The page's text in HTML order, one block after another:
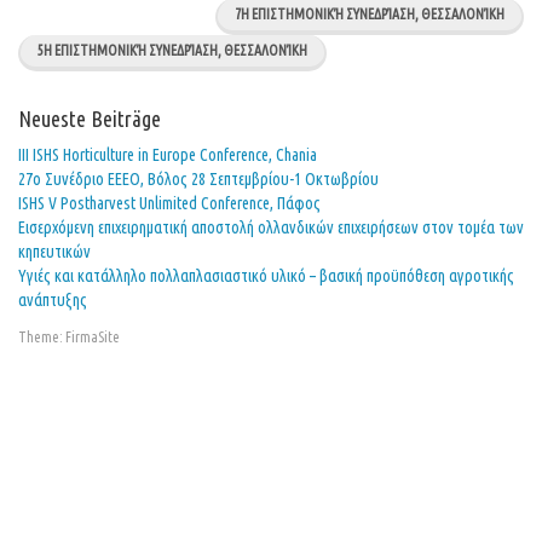
7Η ΕΠΙΣΤΗΜΟΝΙΚΉ ΣΥΝΕΔΡΊΑΣΗ, ΘΕΣΣΑΛΟΝΊΚΗ
5Η ΕΠΙΣΤΗΜΟΝΙΚΉ ΣΥΝΕΔΡΊΑΣΗ, ΘΕΣΣΑΛΟΝΊΚΗ
Neueste Beiträge
ΙΙΙ ISHS Horticulture in Europe Conference, Chania
27o Συνέδριο ΕΕΕΟ, Βόλος 28 Σεπτεμβρίου-1 Οκτωβρίου
ISHS V Postharvest Unlimited Conference, Πάφος
Εισερχόμενη επιχειρηματική αποστολή ολλανδικών επιχειρήσεων στον τομέα των
κηπευτικών
Υγιές και κατάλληλο πολλαπλασιαστικό υλικό – βασική προϋπόθεση αγροτικής
ανάπτυξης
Theme: FirmaSite